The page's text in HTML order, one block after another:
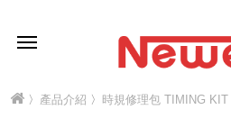
〉 產品介紹 〉 時規修理包 TIMING KIT